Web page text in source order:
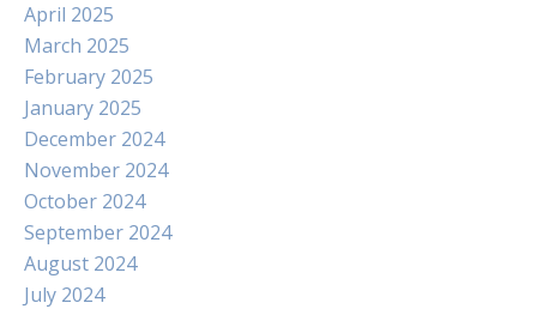
April 2025
March 2025
February 2025
January 2025
December 2024
November 2024
October 2024
September 2024
August 2024
July 2024